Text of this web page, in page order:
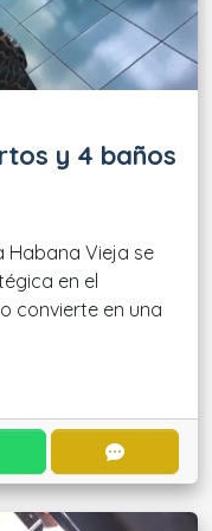
y 4 baños
Habana Vieja se
en el
convierte en una
POR